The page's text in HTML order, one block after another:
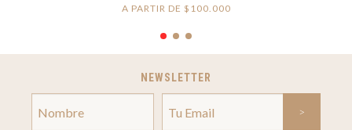
A PARTIR DE $100.000
NEWSLETTER